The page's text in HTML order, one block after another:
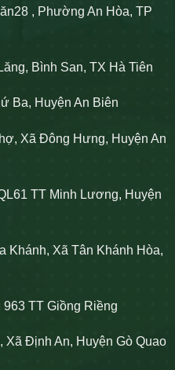
, Phường An Hòa, TP
Bình San, TX Hà Tiên
Ba, Huyện An Biên
Xã Đông Hưng, Huyện An
TT Minh Lương, Huyện
Khánh, Xã Tân Khánh Hòa,
TT Giồng Riềng
Xã Định An, Huyện Gò Quao